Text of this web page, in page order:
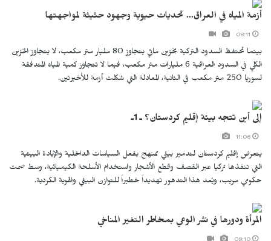
أزمة المياه في العراق... تحديات حيوية وجهود حثيثة لمواجهتها
بينما تحتفظ السدود التركية بخزين مائي يتجاوز 80 مليار متر مكعب، لا يتجاوز الخزين
الكلي في السدود العراقية 6 مليارات متر مكعب، فيما لا تتجاوز كمية المياه المتدفقة
لسوريا 250 متر مكعب في الثانية، المعادلة التي شكلت أزمة للأخيرتين.
إلى أين تتجه بيئة إقليم كردستان؟ ـ 1ـ
يتعرض إقليم كردستان لتدمير بيئي ممنهج بفعل السياسات الداخلية والإبادة البيئية
التي تنفذها تركيا عبر القصف وقطع الأشجار واستخدام الأسلحة الكيميائية، وسط صمت
حكومي مريب، ويُعد هذا التدهور تهديداً خطيراً للتوازن البيئي والهوية الكردية.
المرأة ودورها في نشر الوعي بمخاطر التغير المناخي